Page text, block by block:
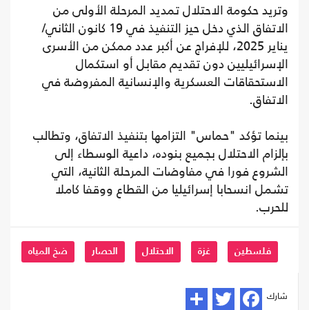
وتريد حكومة الاحتلال تمديد المرحلة الأولى من
الاتفاق الذي دخل حيز التنفيذ في 19 كانون الثاني/
يناير 2025، للإفراج عن أكبر عدد ممكن من الأسرى
الإسرائيليين دون تقديم مقابل أو استكمال
الاستحقاقات العسكرية والإنسانية المفروضة في
الاتفاق.
بينما تؤكد "حماس" التزامها بتنفيذ الاتفاق، وتطالب
بإلزام الاحتلال بجميع بنوده، داعية الوسطاء إلى
الشروع فورا في مفاوضات المرحلة الثانية، التي
تشمل انسحابا إسرائيليا من القطاع ووقفا كاملا
للحرب.
فلسطين غزة الاحتلال الحصار ضخ المياه
شارك